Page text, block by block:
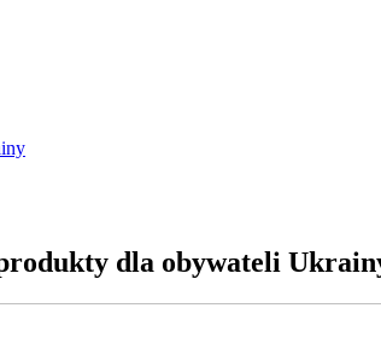
dla obywateli